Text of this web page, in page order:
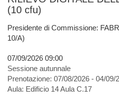
(10 cfu)
Presidente di Commissione:
10/A)
07/09/2026 09:00
Sessione autunnale
Prenotazione: 07/08/2026 - 04/09/
Aula: Edificio 14 Aula C.17